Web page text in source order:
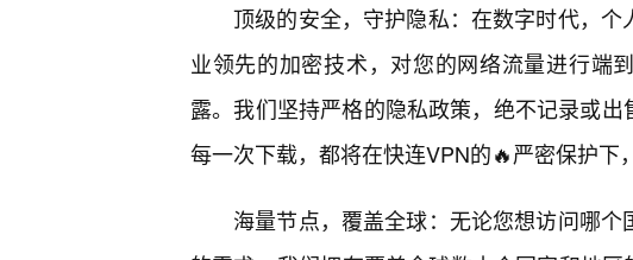
顶级的安全，守护隐私：在数字时代，
业领先的加密技术，对您的网络流量进行端
露。我们坚持严格的隐私政策，绝不记录或出
每一次下载，都将在快连VPN的🔥严密保护下
海量节点，覆盖全球：无论您想访问哪